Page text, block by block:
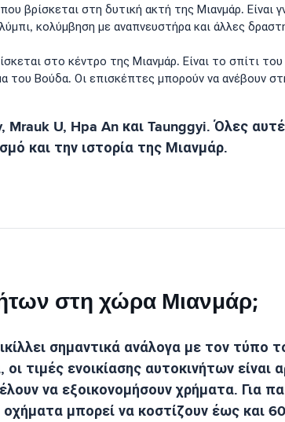
βρίσκεται στη δυτική ακτή της Μιανμάρ.
κολύμβηση με αναπνευστήρα και άλλες
στο κέντρο της Μιανμάρ. Είναι το σπίτι
του Βούδα. Οι επισκέπτες μπορούν να ανέβουν
U, Hpa An και Taunggyi. Όλες
και την ιστορία της Μιανμάρ.
στη χώρα Μιανμάρ;
σημαντικά ανάλογα με τον τύπο
τιμές ενοικίασης αυτοκινήτων
να εξοικονομήσουν χρήματα. Για
μπορεί να κοστίζουν έως και